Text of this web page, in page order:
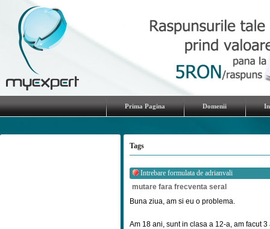
Prima Pagina Domenii
Tags
Intrebare formulata de adrianvali
mutare fara frecventa seral
Buna ziua, am si eu o problema.
Am 18 ani, sunt in clasa a 12-a, am facut